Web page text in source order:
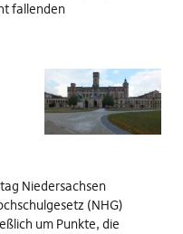
fallenden
Niedersachsen
(NHG)
um Punkte, die